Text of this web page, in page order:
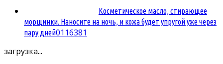
Косметическое масло, стирающее
морщинки. Наносите на ночь, и кожа будет упругой уже через
пару дней0116381
загрузка...